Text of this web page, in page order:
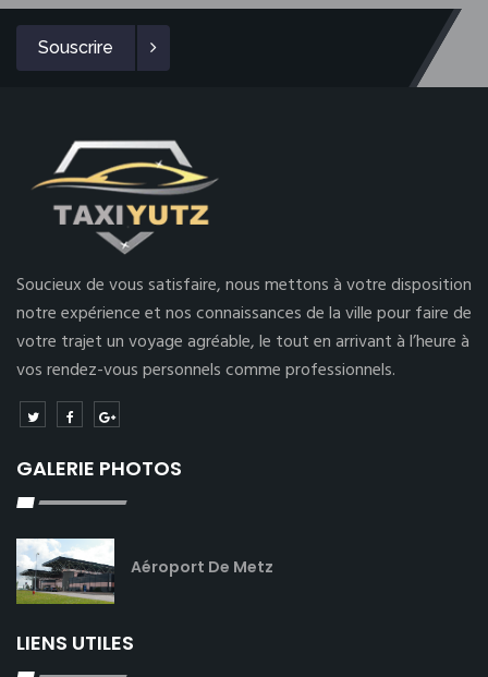
Souscrire
Soucieux de vous satisfaire, nous mettons à votre disposition
notre expérience et nos connaissances de la ville pour faire de
votre trajet un voyage agréable, le tout en arrivant à l’heure à
vos rendez-vous personnels comme professionnels.
GALERIE PHOTOS
Aéroport De Metz
LIENS UTILES